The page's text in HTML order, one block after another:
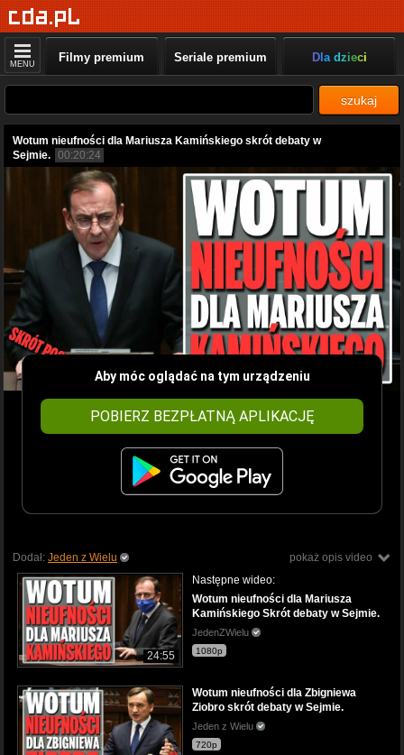
MENU Filmy premium Seriale premium Dla dzieci
szukaj
Wotum nieufności dla Mariusza Kamińskiego skrót debaty w
Sejmie. 00:20:24
Aby móc oglądać na tym urządzeniu
POBIERZ BEZPŁATNĄ APLIKACJĘ
pokaż opis video
Dodał: Jeden z Wielu
24:55
Następne wideo:
Wotum nieufności dla Mariusza
Kamińskiego Skrót debaty w Sejmie.
JedenZWielu
1080p
Wotum nieufności dla Zbigniewa
Ziobro skrót debaty w Sejmie.
Jeden z Wielu
720p